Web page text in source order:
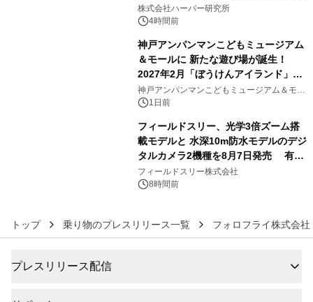
し、ライン使いで潤いに満ちた肌へ
株式会社ハーバー研究所
4時間前
神戸アンパンマンこどもミュージアム
＆モールに 新たな遊び場が誕生！
2027年2月「ぼうけんアイランド」が
オープン
神戸アンパンマンこどもミュージアム＆モー
ル 1日前
フィールドスリー、光学3倍ズーム搭
載モデルと 水深10m防水モデルのデジ
タルカメラ2機種を8月7日発売 有効
約1300万画素、用途別に選べるコンデ
ジ新登場
フィールドスリー株式会社
8時間前
トップ 乗り物のプレスリリース一覧 フォロフライ株式会
プレスリリース配信